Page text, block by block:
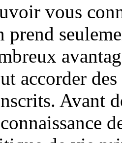
vous
prend
accorder
Avant